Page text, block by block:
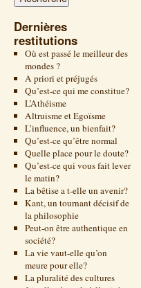
Dernières
restitutions
Où est passé le meilleur des
mondes ?
A priori et préjugés
Qu’est-ce qui me constitue?
L’Athéisme
Altruisme et Egoïsme
L’influence, un bienfait?
Qu’est-ce qu’être normal
Quelle place pour le doute?
Qu’est-ce qui vous fait lever
le matin?
La bêtise a t-elle un avenir?
Kant, un tournant décisif de
la philosophie
Peut-on être authentique en
société?
La vie vaut-elle qu’on
meure pour elle?
La pluralité des cultures